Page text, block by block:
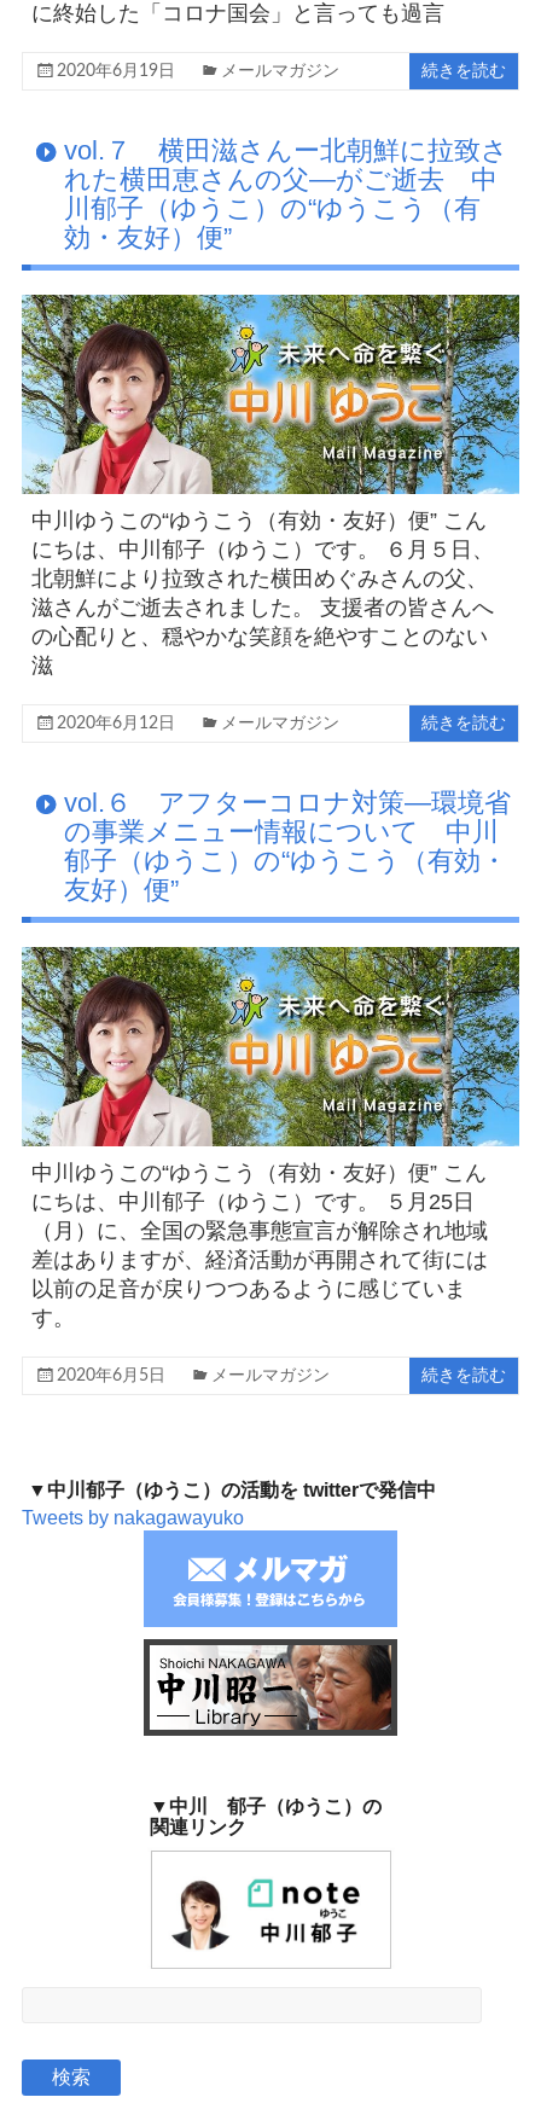
に終始した「コロナ国会」と言っても過言
2020年6月19日 メールマガジン 続きを読む
vol.７ 横田滋さんー北朝鮮に拉致さ
れた横田恵さんの父―がご逝去 中
川郁子（ゆうこ）の“ゆうこう（有
効・友好）便”
中川ゆうこの“ゆうこう（有効・友好）便” こん
にちは、中川郁子（ゆうこ）です。 ６月５日、
北朝鮮により拉致された横田めぐみさんの父、
滋さんがご逝去されました。 支援者の皆さんへ
の心配りと、穏やかな笑顔を絶やすことのない
滋
2020年6月12日 メールマガジン 続きを読む
vol.６ アフターコロナ対策―環境省
の事業メニュー情報について 中川
郁子（ゆうこ）の“ゆうこう（有効・
友好）便”
中川ゆうこの“ゆうこう（有効・友好）便” こん
にちは、中川郁子（ゆうこ）です。 ５月25日
（月）に、全国の緊急事態宣言が解除され地域
差はありますが、経済活動が再開されて街には
以前の足音が戻りつつあるように感じていま
す。
2020年6月5日 メールマガジン 続きを読む
▼中川郁子（ゆうこ）の活動を twitterで発信中
Tweets by nakagawayuko
▼中川 郁子（ゆうこ）の
関連リンク